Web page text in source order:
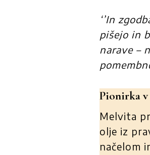
‘’In
pišejo in
narave –
Pionirka v
Melvita
olje iz
načelom